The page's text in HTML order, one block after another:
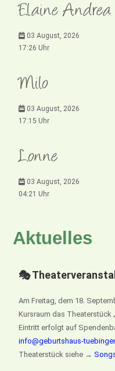
Elaine Andrea
03 August, 2026
17:26 Uhr
Milo
03 August, 2026
17:15 Uhr
Lonne
03 August, 2026
04:21 Uhr
Aktuelles
🎭
Am Freitag, dem 18.
Kursraum das Theaterstück
Eintritt erfolgt auf
info@geburtshaus-
Theaterstück siehe →